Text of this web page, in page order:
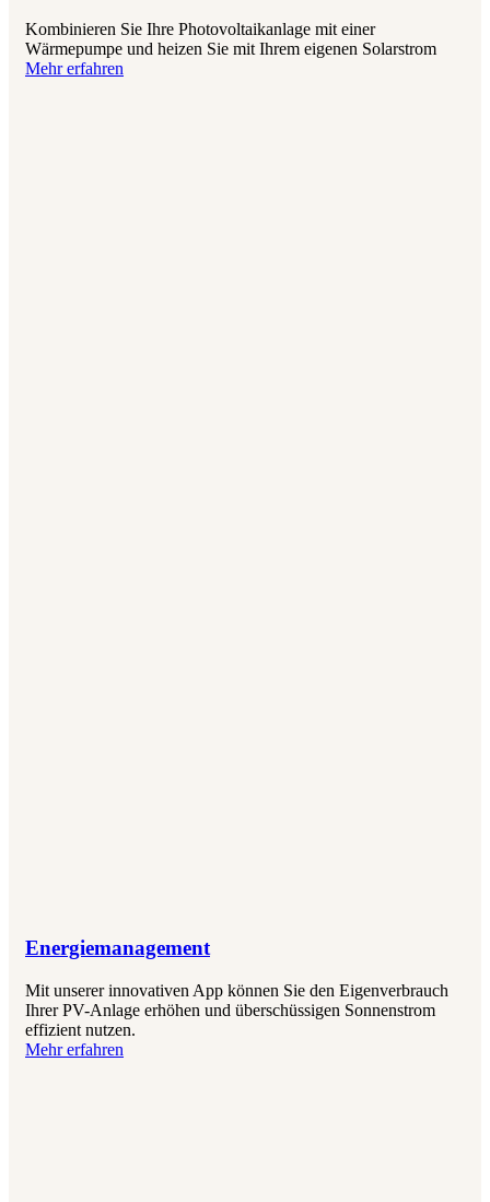
Kombinieren Sie Ihre Photovoltaikanlage mit einer
Wärmepumpe und heizen Sie mit Ihrem eigenen Solarstrom
Mehr erfahren
Energiemanagement
Mit unserer innovativen App können Sie den Eigenverbrauch
Ihrer PV-Anlage erhöhen und überschüssigen Sonnenstrom
effizient nutzen.
Mehr erfahren